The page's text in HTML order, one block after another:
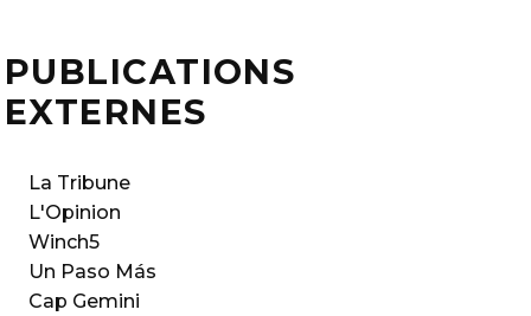
PUBLICATIONS
EXTERNES
La Tribune
L'Opinion
Winch5
Un Paso Más
Cap Gemini